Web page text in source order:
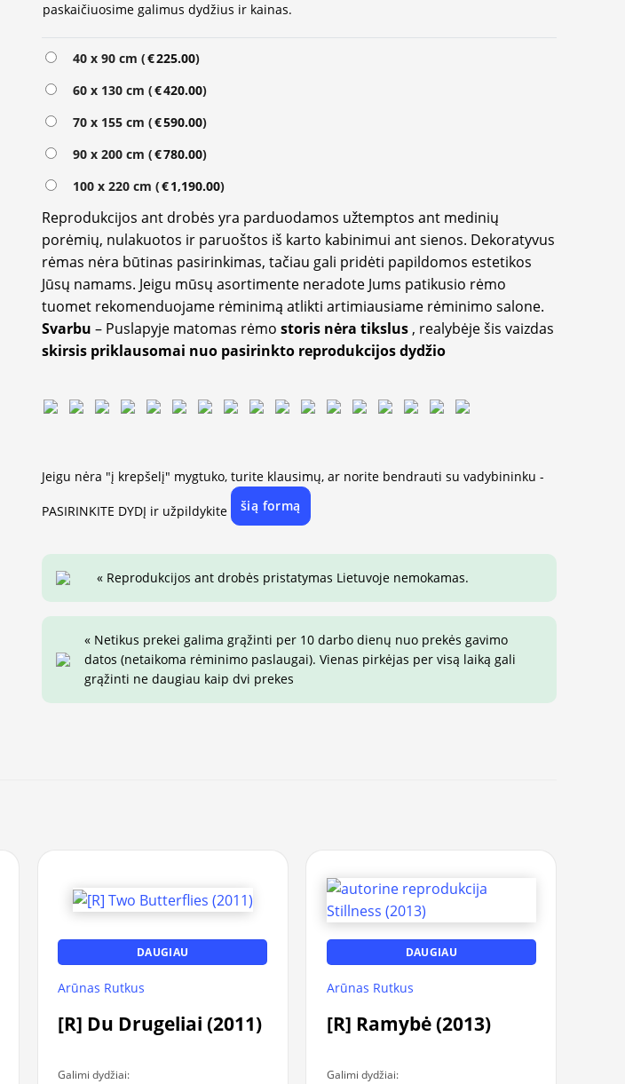
paskaičiuosime galimus dydžius ir kainas.
40 x 90 cm (€225.00)
60 x 130 cm (€420.00)
70 x 155 cm (€590.00)
90 x 200 cm (€780.00)
100 x 220 cm (€1,190.00)
Reprodukcijos ant drobės yra parduodamos užtemptos ant medinių
porėmių, nulakuotos ir paruoštos iš karto kabinimui ant sienos. Dekoratyvus
rėmas nėra būtinas pasirinkimas, tačiau gali pridėti papildomos estetikos
Jūsų namams. Jeigu mūsų asortimente neradote Jums patikusio rėmo
tuomet rekomenduojame rėminimą atlikti artimiausiame rėminimo salone.
Svarbu – Puslapyje matomas rėmo storis nėra tikslus , realybėje šis vaizdas
skirsis priklausomai nuo pasirinkto reprodukcijos dydžio
Alternative:
Jeigu nėra "į krepšelį" mygtuko, turite klausimų, ar norite bendrauti su vadybininku -
PASIRINKITE DYDĮ ir užpildykite šią formą
« Reprodukcijos ant drobės pristatymas Lietuvoje nemokamas.
« Netikus prekei galima grąžinti per 10 darbo dienų nuo prekės gavimo
datos (netaikoma rėminimo paslaugai). Vienas pirkėjas per visą laiką gali
grąžinti ne daugiau kaip dvi prekes
DAUGIAU
Arūnas Rutkus
[R] Du Drugeliai (2011)
Galimi dydžiai:
DAUGIAU
Arūnas Rutkus
[R] Ramybė (2013)
Galimi dydžiai: